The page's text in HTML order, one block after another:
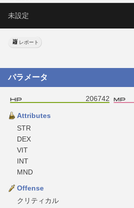
未設定
レポート
パラメータ
206742
Attributes
STR
DEX
VIT
INT
MND
Offense
クリティカル